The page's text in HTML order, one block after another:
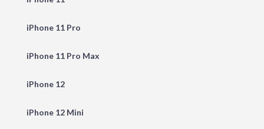
iPhone 11 Pro
iPhone 11 Pro Max
iPhone 12
iPhone 12 Mini